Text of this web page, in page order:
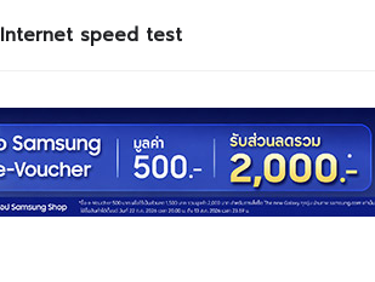
Internet speed test